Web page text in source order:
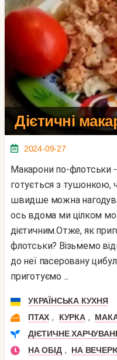
Дієтичні
2024-09-27
Макарони по-флотськи - відоме блюдо. Зазвичай
готується з
швидше можна
ось вдома ми цілком
дієтичним.Отже, як
флотськи? Візьмемо
до неї пасеровану
приготуємо ...
УКРАЇНСЬКА КУХНЯ
ПТАХ , КУРКА ,
ДІЄТИЧНЕ
НА ОБІД ,
НА